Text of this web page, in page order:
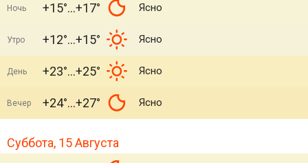
Ночь +15° +17° Ясно
Утро +12° +15° Ясно
День +23° +25° Ясно
Вечер +24° +27° Ясно
Суббота, 15 Августа